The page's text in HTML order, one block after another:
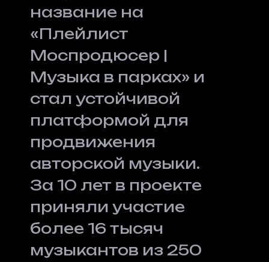
название на
«Плейлист
Моспродюсер |
Музыка в парках» и
стал устойчивой
платформой для
продвижения
авторской музыки.
За 10 лет в проекте
приняли участие
более 16 тысяч
музыкантов из 250